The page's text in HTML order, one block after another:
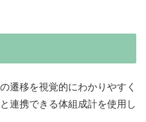
遷移を視覚的にわかりやすく
連携できる体組成計を使用し